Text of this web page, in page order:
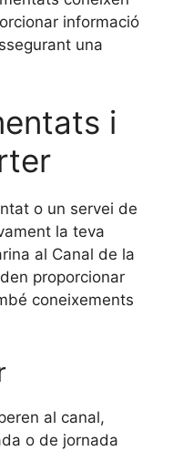
informació
una
i
o un servei de
la teva
al Canal de la
proporcionar
coneixements
al canal,
o de jornada